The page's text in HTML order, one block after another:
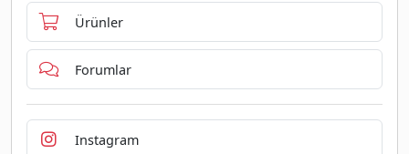
Ürünler
Forumlar
Instagram